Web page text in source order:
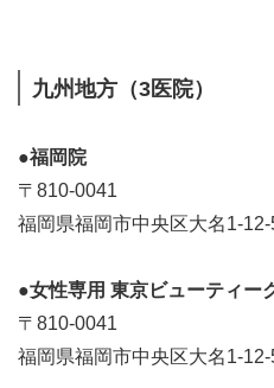
九州地方（3医院）
●福岡院
〒810-0041
福岡県福岡市中央区大名1-
●女性専用 東京ビューティー
〒810-0041
福岡県福岡市中央区大名1-